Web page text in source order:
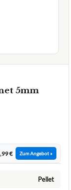
5mm
€ Zum Angebot »
Pellet